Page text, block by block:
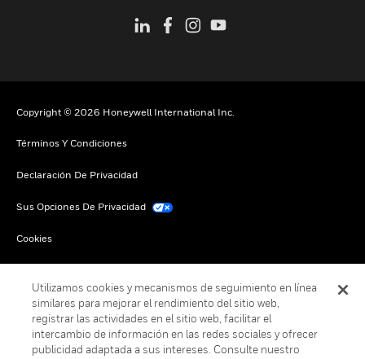
Copyright © 2026 Honeywell International Inc.
Términos Y Condiciones
Declaración De Privacidad
Sus Opciones De Privacidad
Cookies
Utilizamos cookies y mecanismos de seguimiento en línea
similares para mejorar el rendimiento del sitio web,
registrar las actividades en el sitio web, facilitar el
intercambio de información en las redes sociales y ofrecer
publicidad adaptada a sus intereses. Consulte nuestro